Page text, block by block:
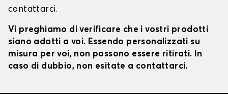
contattarci.
Vi preghiamo di verificare che i vostri prodotti
siano adatti a voi. Essendo personalizzati su
misura per voi, non possono essere ritirati. In
caso di dubbio, non esitate a contattarci.